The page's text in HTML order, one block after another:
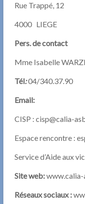
Rue Trappé, 12
4000 LIEGE
Pers. de contact
Mme Isabelle
Tél:04/340.37.90
Email:
CISP : cisp@calia-
Espace rencontre :
Service d’Aide aux
Site web:
Réseaux sociaux :